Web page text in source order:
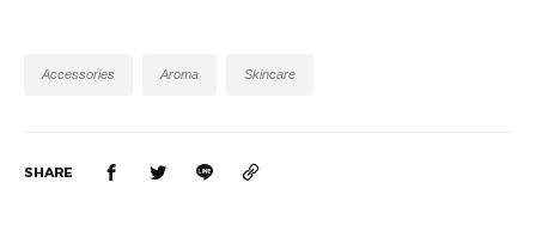
Accessories Aroma Skincare
SHARE